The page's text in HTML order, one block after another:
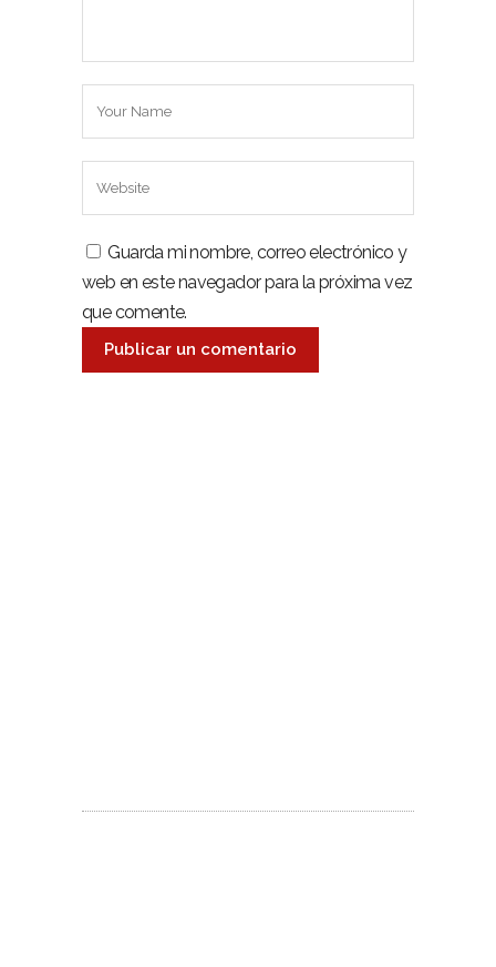
Guarda mi nombre, correo electrónico y
web en este navegador para la próxima vez
que comente.